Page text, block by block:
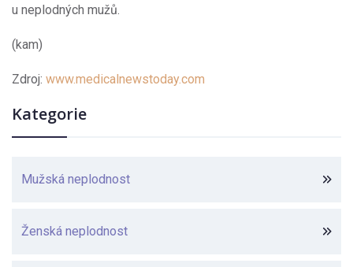
u neplodných mužů.
(kam)
Zdroj: www.medicalnewstoday.com
Kategorie
Mužská neplodnost
Ženská neplodnost